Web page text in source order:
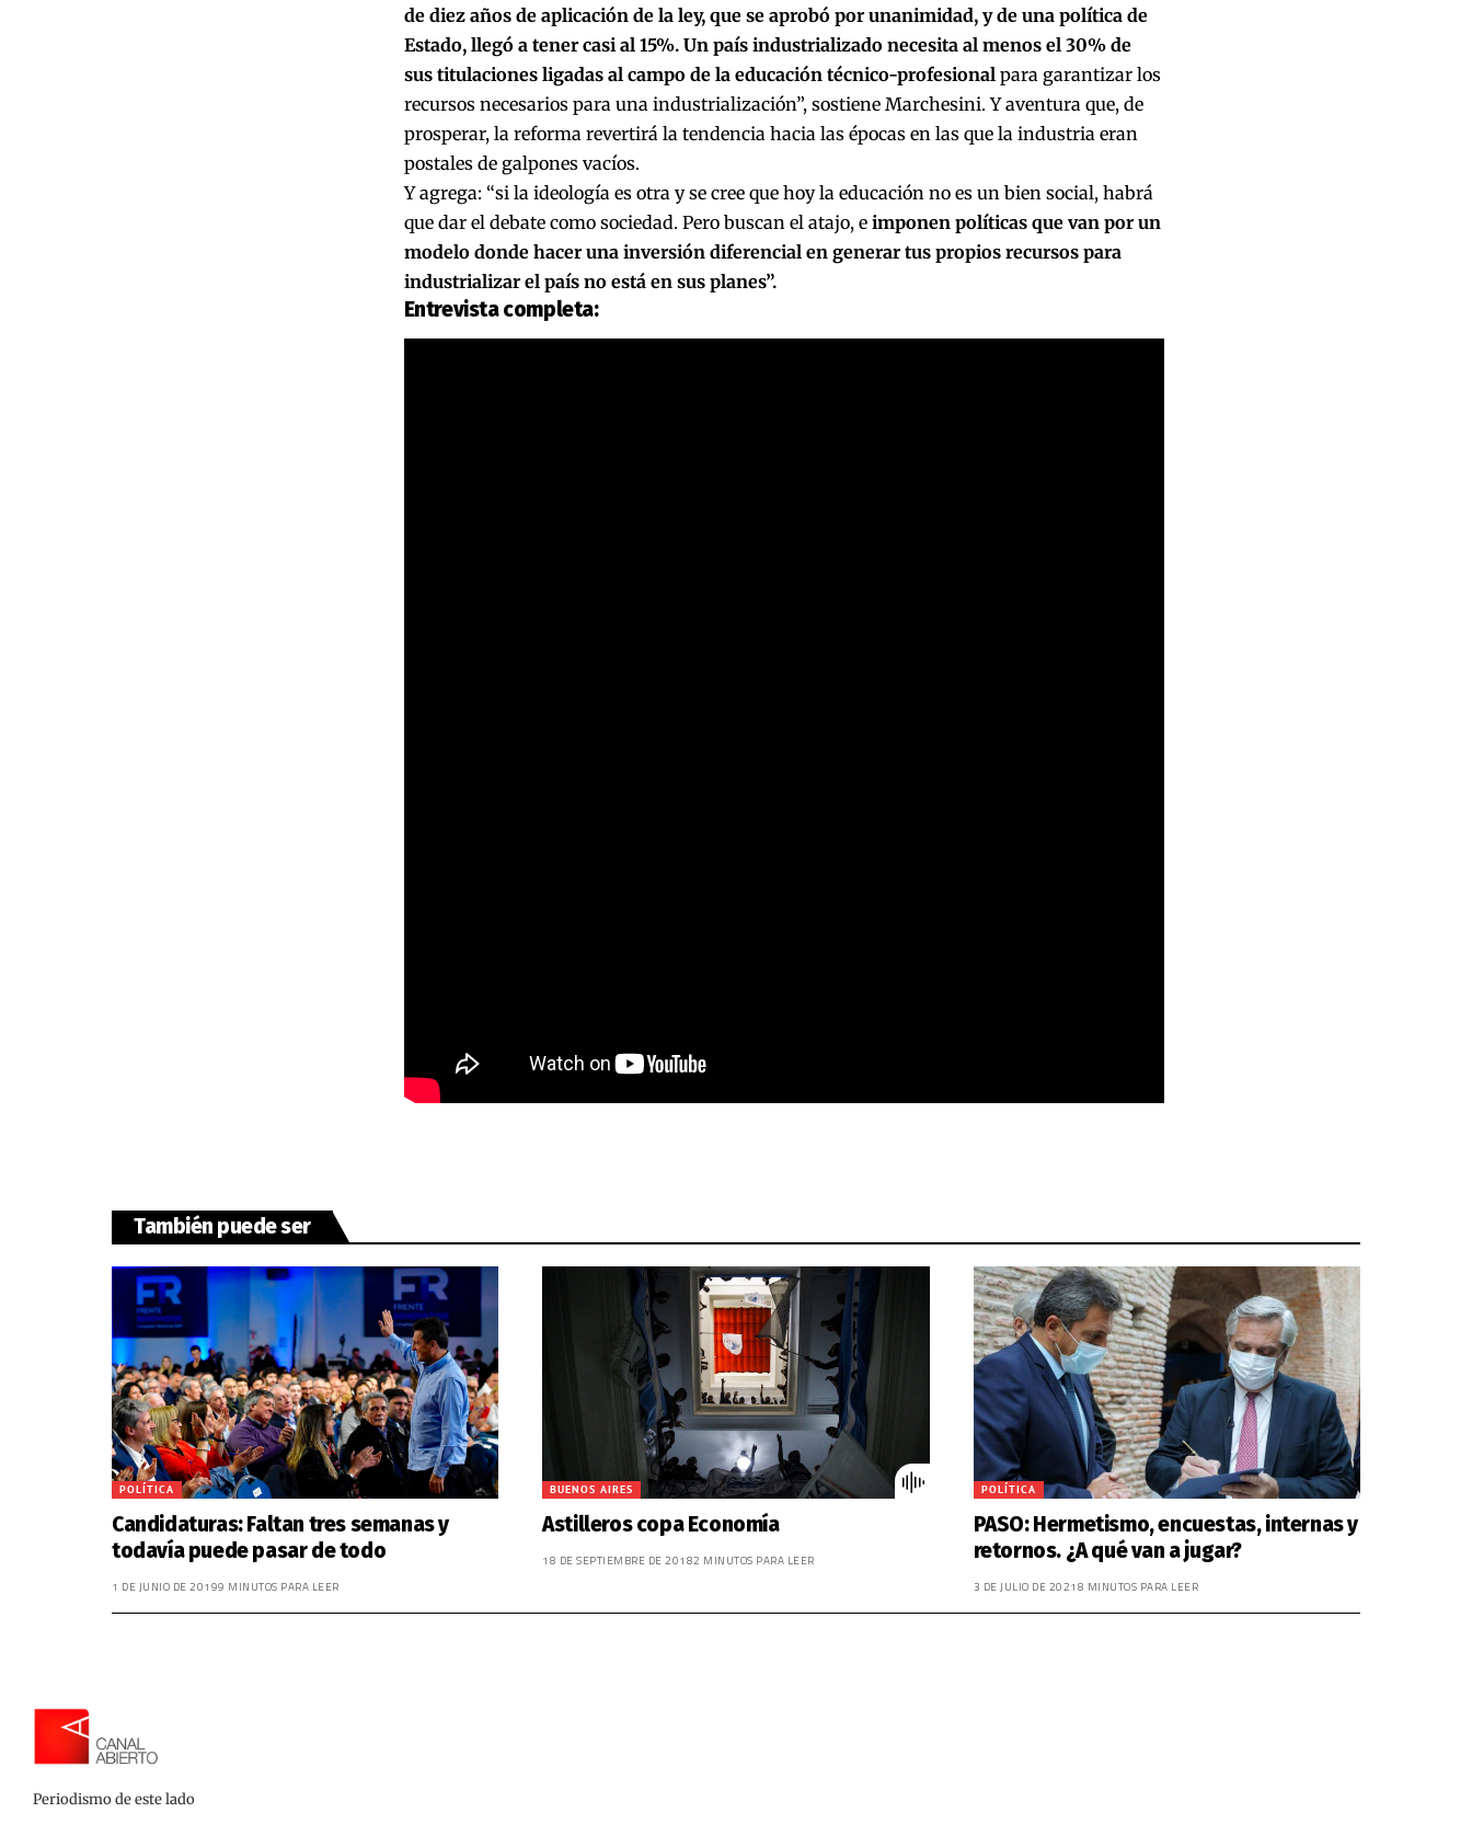
de diez años de aplicación de la ley, que se aprobó por unanimidad, y de una política de
Estado, llegó a tener casi al 15%. Un país industrializado necesita al menos el 30% de
sus titulaciones ligadas al campo de la educación técnico-profesional para garantizar los
recursos necesarios para una industrialización”, sostiene Marchesini. Y aventura que, de
prosperar, la reforma revertirá la tendencia hacia las épocas en las que la industria eran
postales de galpones vacíos.
Y agrega: “si la ideología es otra y se cree que hoy la educación no es un bien social, habrá
que dar el debate como sociedad. Pero buscan el atajo, e imponen políticas que van por un
modelo donde hacer una inversión diferencial en generar tus propios recursos para
industrializar el país no está en sus planes”.
Entrevista completa:
También puede ser
POLÍTICA
Candidaturas: Faltan tres semanas y
todavía puede pasar de todo
1 DE JUNIO DE 20199 MINUTOS PARA LEER
BUENOS AIRES
Astilleros copa Economía
18 DE SEPTIEMBRE DE 20182 MINUTOS PARA LEER
POLÍTICA
PASO: Hermetismo, encuestas, internas y
retornos. ¿A qué van a jugar?
3 DE JULIO DE 2021 8 MINUTOS PARA LEER
Periodismo de este lado